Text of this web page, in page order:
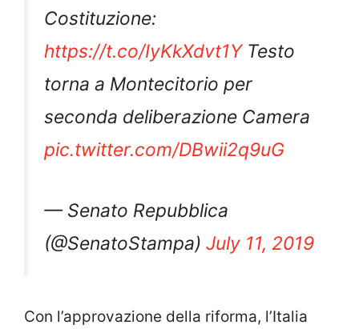
Costituzione:
https://t.co/IyKkXdvt1YTesto
torna a Montecitorio per
seconda deliberazione Camera
pic.twitter.com/DBwii2q9uG
— Senato Repubblica
(@SenatoStampa) July 11, 2019
Con l’approvazione della riforma, l’Italia